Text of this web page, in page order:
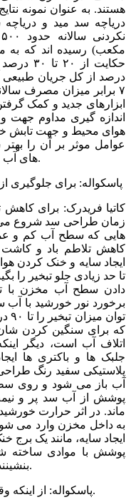
هستند. به عنوان نمونه
دریاچه سد مید و
مکعب) رسیده اند که به
درصد از کل جریان
۷ برابر میزان مصرف
ابزارهای جدید و کمک
اندازه گیری مداوم
هوای محیط و جهت تابش
عوامل موثر بر آن را
های آب و هوایی، میزان تبخیر را پیش بینی نمائیم.
پاسکواله: برای جلوگیری
کاتیا فریدرک: برای کاهش
زمان طراحی سد شروع
هایی که سطح آب کم و
کاهش تلاطم باد و
ایجاد سایه و خنک کردن
تا حد زیادی جلو تبخیر را
دادن سطح آب مخزن با
برخورد نور خورشید با
که برای سنگین کردن شان
اتلاف آب است، دیگر
جلبک ها و باکتری ها
پلاستیکی سفید رنگ
آب باز می شود و روی
پوشش از آب سد پر و
ماند. در اثر حرارت
به داخل مخزن وارد می
ایجاد سایه، مانند یک
پوشش با موادی ساخته
بنشینند و جلبک و باکتری روی آن رشد نمی کند.
پاسکواله: از اینکه وقت خود را در اختیار ما گذاشتید متشکرم.